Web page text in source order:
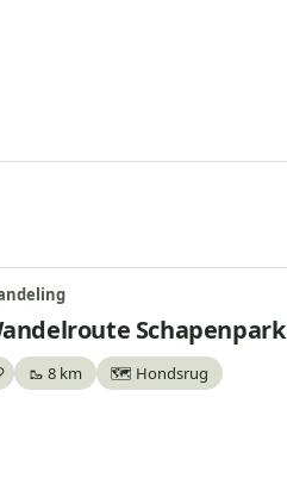
Schapenpark
🥾 8 km 🗺️ Hondsrug